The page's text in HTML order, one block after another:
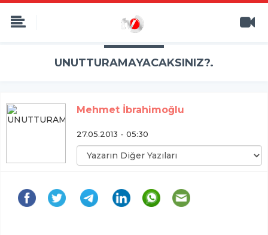
UNUTTURAMAYACAKSINIZ?.
Mehmet İbrahimoğlu
27.05.2013 - 05:30